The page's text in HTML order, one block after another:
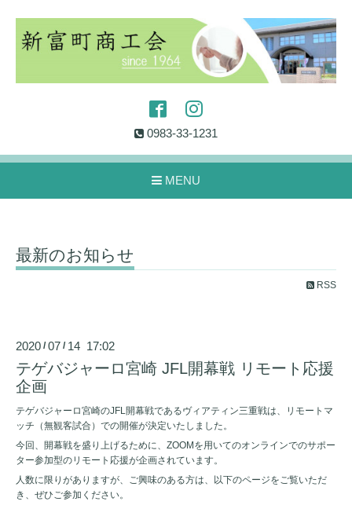
0983-33-1231
MENU
最新のお知らせ
RSS
2020 /07 / 14 17:02
テゲバジャーロ宮崎 JFL開幕戦 リモート応援
企画
テゲバジャーロ宮崎のJFL開幕戦であるヴィアティン三重戦は、リモートマ
ッチ（無観客試合）での開催が決定いたしました。
今回、開幕戦を盛り上げるために、ZOOMを用いてのオンラインでのサポー
ター参加型のリモート応援が企画されています。
人数に限りがありますが、ご興味のある方は、以下のページをご覧いただ
き、ぜひご参加ください。